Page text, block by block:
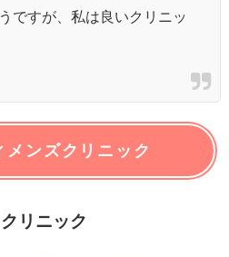
ですが、私は良いクリニッ
メンズクリニック
リニック